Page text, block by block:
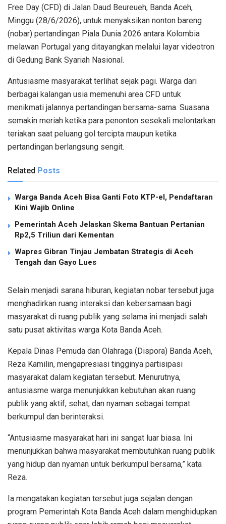
Free Day (CFD) di Jalan Daud Beureueh, Banda Aceh,
Minggu (28/6/2026), untuk menyaksikan nonton bareng
(nobar) pertandingan Piala Dunia 2026 antara Kolombia
melawan Portugal yang ditayangkan melalui layar videotron
di Gedung Bank Syariah Nasional.
Antusiasme masyarakat terlihat sejak pagi. Warga dari
berbagai kalangan usia memenuhi area CFD untuk
menikmati jalannya pertandingan bersama-sama. Suasana
semakin meriah ketika para penonton sesekali melontarkan
teriakan saat peluang gol tercipta maupun ketika
pertandingan berlangsung sengit.
Related Posts
Warga Banda Aceh Bisa Ganti Foto KTP-el, Pendaftaran
Kini Wajib Online
Pemerintah Aceh Jelaskan Skema Bantuan Pertanian
Rp2,5 Triliun dari Kementan
Wapres Gibran Tinjau Jembatan Strategis di Aceh
Tengah dan Gayo Lues
Selain menjadi sarana hiburan, kegiatan nobar tersebut juga
menghadirkan ruang interaksi dan kebersamaan bagi
masyarakat di ruang publik yang selama ini menjadi salah
satu pusat aktivitas warga Kota Banda Aceh.
Kepala Dinas Pemuda dan Olahraga (Dispora) Banda Aceh,
Reza Kamilin, mengapresiasi tingginya partisipasi
masyarakat dalam kegiatan tersebut. Menurutnya,
antusiasme warga menunjukkan kebutuhan akan ruang
publik yang aktif, sehat, dan nyaman sebagai tempat
berkumpul dan berinteraksi.
“Antusiasme masyarakat hari ini sangat luar biasa. Ini
menunjukkan bahwa masyarakat membutuhkan ruang publik
yang hidup dan nyaman untuk berkumpul bersama,” kata
Reza.
Ia mengatakan kegiatan tersebut juga sejalan dengan
program Pemerintah Kota Banda Aceh dalam menghidupkan